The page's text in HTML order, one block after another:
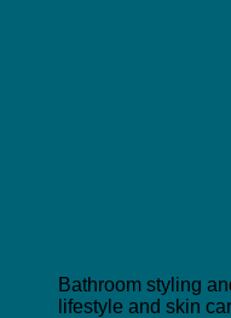
Bathroom styling
lifestyle and skin